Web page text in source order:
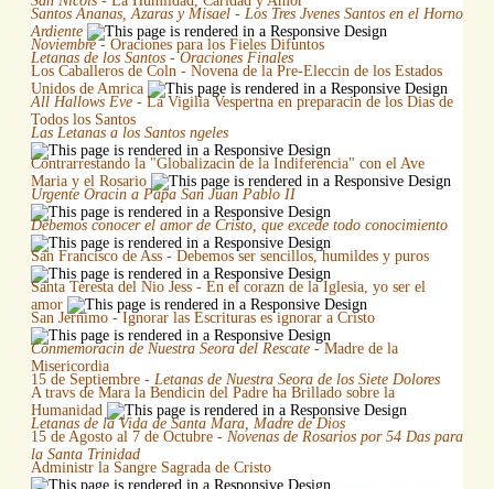
Santos Ananas, Azaras y Misael - Los Tres Jvenes Santos en el Horno
Ardiente
Noviembre- Oraciones para los Fieles Difuntos
Letanas de los Santos - Oraciones Finales
Los Caballeros de Coln - Novena de la Pre-Eleccin de los Estados
Unidos de Amrica
All Hallows Eve - La Vigilia Vespertna en preparacin de los Dias de
Todos los Santos
Las Letanas a los Santos ngeles
Contrarrestando la "Globalizacin de la Indiferencia" con el Ave
Maria y el Rosario
Urgente Oracin a Papa San Juan Pablo II
Debemos conocer el amor de Cristo, que excede todo conocimiento
San Francisco de Ass - Debemos ser sencillos, humildes y puros
Santa Teresta del Nio Jess - En el corazn de la Iglesia, yo ser el
amor
San Jernimo - Ignorar las Escrituras es ignorar a Cristo
Conmemoracin de Nuestra Seora del Rescate - Madre de la
Misericordia
15 de Septiembre - Letanas de Nuestra Seora de los Siete Dolores
A travs de Mara la Bendicin del Padre ha Brillado sobre la
Humanidad
Letanas de la Vida de Santa Mara, Madre de Dios
15 de Agosto al 7 de Octubre - Novenas de Rosarios por 54 Das para
la Santa Trinidad
Administr la Sangre Sagrada de Cristo